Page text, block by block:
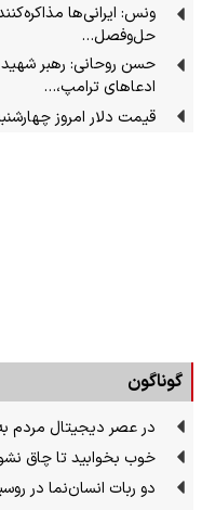
ونس: ایرانی‌ها
حل‌وفصل…
حسن روحانی: رهبر
ادعاهای ترامپ،…
قیمت دلار امروز چهارشنبه ۱۴ مرداد ۱۴۰۵ / دلار در بازار آزاد چند
گوناگون
در عصر دیجیتال مردم
خوب بخوابید تا چاق
دو ربات انسان‌نما در